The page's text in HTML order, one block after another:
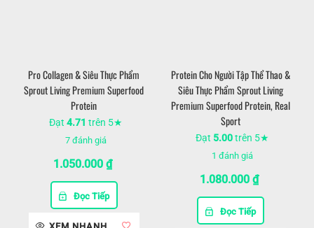
Pro Collagen & Siêu Thực Phẩm
Sprout Living Premium Superfood
Protein
Đạt 4.71 trên 5★
7đánh giá
1.050.000 ₫
Đọc Tiếp
Protein Cho Người Tập Thể Thao &
Siêu Thực Phẩm Sprout Living
Premium Superfood Protein, Real
Sport
Đạt 5.00trên 5★
1 đánh giá
1.080.000 ₫
Đọc Tiếp